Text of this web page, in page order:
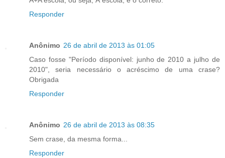
Responder
Anônimo 26 de abril de 2013 às 01:05
Caso fosse "Período disponível: junho de 2010 a julho de
2010", seria necessário o acréscimo de uma crase?
Obrigada
Responder
Anônimo 26 de abril de 2013 às 08:35
Sem crase, da mesma forma...
Responder